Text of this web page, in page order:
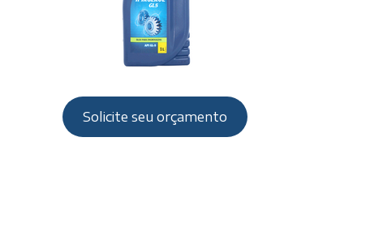
Solicite seu orçamento